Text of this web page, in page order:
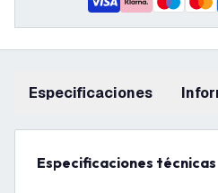
Especificaciones
Especificaciones técnicas